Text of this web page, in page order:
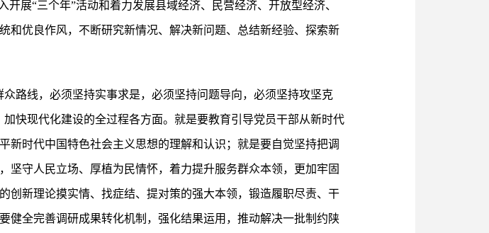
展“三个年”活动和着力发展县域经济、民营经济、开放型经济、
和优良作风，不断研究新情况、解决新问题、总结新经验、探索新
路线，必须坚持实事求是，必须坚持问题导向，必须坚持攻坚克
快现代化建设的全过程各方面。就是要教育引导党员干部从新时代
时代中国特色社会主义思想的理解和认识；就是要自觉坚持把调
守人民立场、厚植为民情怀，着力提升服务群众本领，更加牢固
创新理论摸实情、找症结、提对策的强大本领，锻造履职尽责、干
健全完善调研成果转化机制，强化结果运用，推动解决一批制约陕